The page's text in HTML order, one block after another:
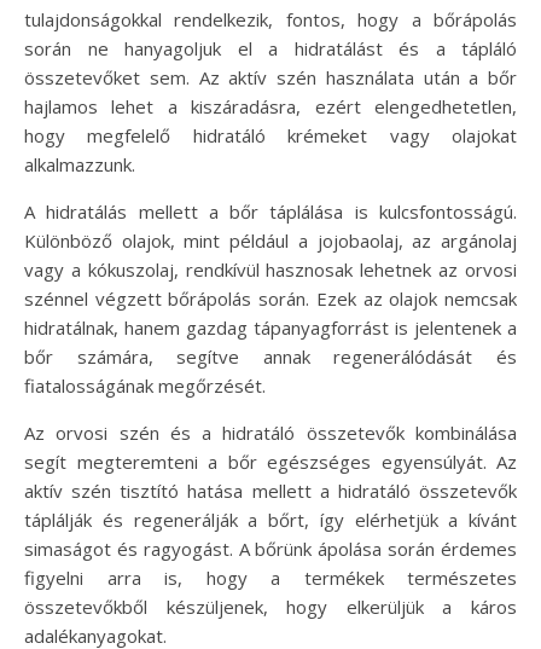
tulajdonságokkal rendelkezik, fontos, hogy a bőrápolás
során ne hanyagoljuk el a hidratálást és a tápláló
összetevőket sem. Az aktív szén használata után a bőr
hajlamos lehet a kiszáradásra, ezért elengedhetetlen,
hogy megfelelő hidratáló krémeket vagy olajokat
alkalmazzunk.
A hidratálás mellett a bőr táplálása is kulcsfontosságú.
Különböző olajok, mint például a jojobaolaj, az argánolaj
vagy a kókuszolaj, rendkívül hasznosak lehetnek az orvosi
szénnel végzett bőrápolás során. Ezek az olajok nemcsak
hidratálnak, hanem gazdag tápanyagforrást is jelentenek a
bőr számára, segítve annak regenerálódását és
fiatalosságának megőrzését.
Az orvosi szén és a hidratáló összetevők kombinálása
segít megteremteni a bőr egészséges egyensúlyát. Az
aktív szén tisztító hatása mellett a hidratáló összetevők
táplálják és regenerálják a bőrt, így elérhetjük a kívánt
simaságot és ragyogást. A bőrünk ápolása során érdemes
figyelni arra is, hogy a termékek természetes
összetevőkből készüljenek, hogy elkerüljük a káros
adalékanyagokat.